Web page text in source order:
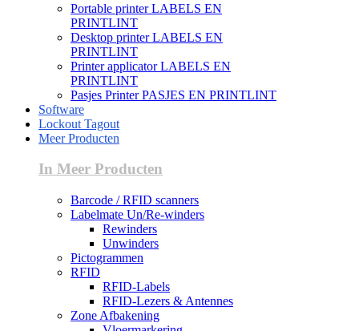
Portable printer LABELS EN
PRINTLINT
Desktop printer LABELS EN
PRINTLINT
Printer applicator LABELS EN
PRINTLINT
Pasjes Printer PASJES EN PRINTLINT
Software
Lockout Tagout
Meer Producten
In Meer Producten
Barcode / RFID scanners
Labelmate Un/Re-winders
Rewinders
Unwinders
Pictogrammen
RFID
RFID-Labels
RFID-Lezers & Antennes
Zone Afbakening